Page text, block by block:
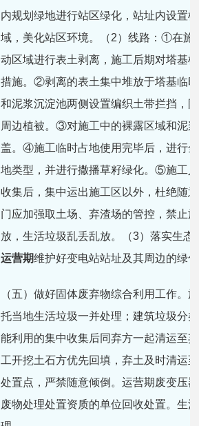
内规划绿地进行站区绿化，站址内设置
域，美化站区环境。（2）线路：①在施
动区域进行表土剥离，施工后期对塔基
措施。②剥离的表土集中堆放于塔基临
和泥浆沉淀池两侧设置编织土带拦挡，
周边植被。③对施工中的裸露区域和泥
盖。④施工临时占地使用完毕后，进行
地类型，并进行撒播草籽绿化。⑤施工
收集后，集中运出施工区以外，杜绝随
门应加强取土场、弃渣场的管控，禁止
放，生活垃圾乱丢乱放。（3）落实生
运营期维护好变电站站址及其周边的绿
（五）做好固体废弃物综合利用工作。
托当地生活垃圾一并处理；建筑垃圾分
能利用的集中收集后同弃方一起清运至
工开挖土石方优先回填，弃土及时清运
处置点，严禁随意倾倒。运营期废变压
废物处理处置资质的单位回收处置。生